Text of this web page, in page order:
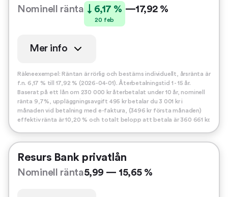
Nominell ränta ↓ 6,17 %
20 feb
—17,92 %
Mer info
Räkneexempel: Räntan är rörlig och bestäms individuellt, årsränta är
f.n. 6,17 % till 17,92 % (2026-04-01). Återbetalningstid 1 - 15 år.
Baserat på ett lån om 230 000 kr återbetalat under 10 år, nominell
ränta 9,7%, uppläggningsavgift 495 kr betalar du 3 001 kr i
månaden vid betalning med e-faktura, (3496 kr första månaden)
effektiv ränta är 10,20 % och totalt belopp att betala är 360 661 kr.
Resurs Bank privatlån
Nominell ränta5,99 — 15,65 %